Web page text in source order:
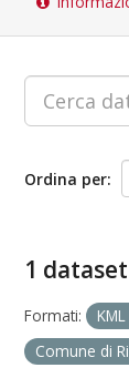
Ordina per
1
Formati:
KML
Comune di